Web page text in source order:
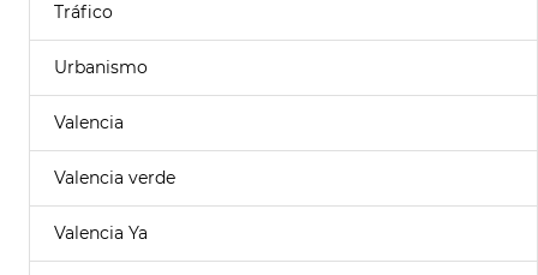
Tráfico
Urbanismo
Valencia
Valencia verde
Valencia Ya